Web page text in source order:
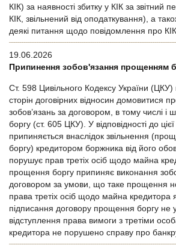
КІК) за наявності збитку у КІК за звітний
КІК, звільнений від оподаткування), а
деякі питання щодо повідомлення про КІК.
19.06.2026
Припинення зобов'язання прощенням
Ст. 598 Цивільного Кодексу України
сторін договірних відносин домовитися
зобов’язань за договором, в тому числі
боргу (ст. 605 ЦКУ). У відповідності до
припиняється внаслідок звільнення
боргу) кредитором боржника від його
порушує прав третіх осіб щодо майна
прощення боргу припиняє виконання
договором за умови, що таке прощення
права третіх осіб щодо майна
підписання договору прощення боргу не
відступлення права вимоги з третіми
кредитора не порушено справу про